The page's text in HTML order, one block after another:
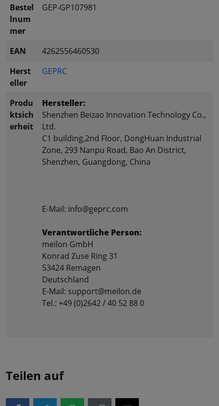
Bestel
lnum
mer
GEP-GP107981
EAN
4262556460530
Herst
eller
GEPRC
Produ
ktsich
erheit
Hersteller:
Shenzhen Beizao Innovation Technology Co.,
Ltd.
C1 building,2nd Floor, DongHuan Industrial
Zone, 293 Nanpu Road, Bao An District,
Shenzhen, Guangdong, China
E-Mail: info@geprc.com
Verantwortliche Person:
meilon GmbH
Konrad Zuse Ring 31
53424 Remagen
Deutschland
E-Mail: support@meilon.de
Tel.: +49 (0)2642 / 40 52 88 0
Teilen auf